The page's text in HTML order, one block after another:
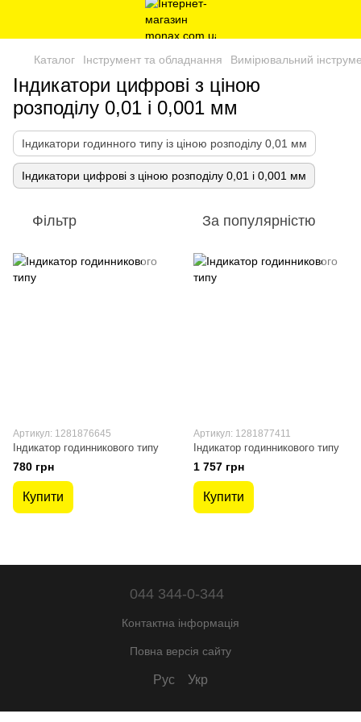
Каталог Інструмент та обладнання Вимірювальний
Індикатори цифрові з ціною
розподілу 0,01 і 0,001 мм
Індикатори годинного типу із ціною розподілу 0,01 мм
Індикатори цифрові з ціною розподілу 0,01 і 0,001 мм
Фільтр За популярністю
Артикул: 1281876645
Індикатор годинникового типу
780 грн
Купити
Артикул: 1281877411
Індикатор годинникового типу
1 757 грн
Купити
044 344-0-344
Контактна інформація
Повна версія сайту
Рус Укр